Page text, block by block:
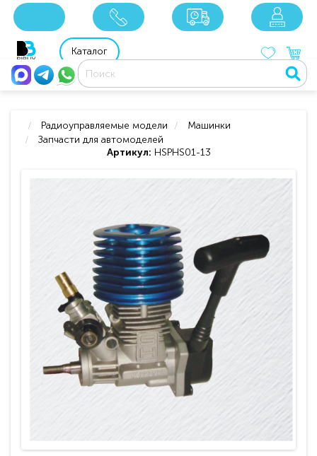
8 800 201 92 06
Каталог
Радиоуправляемые модели
Машинки
Запчасти для автомоделей
Артикул: HSPHS01-13
xxx